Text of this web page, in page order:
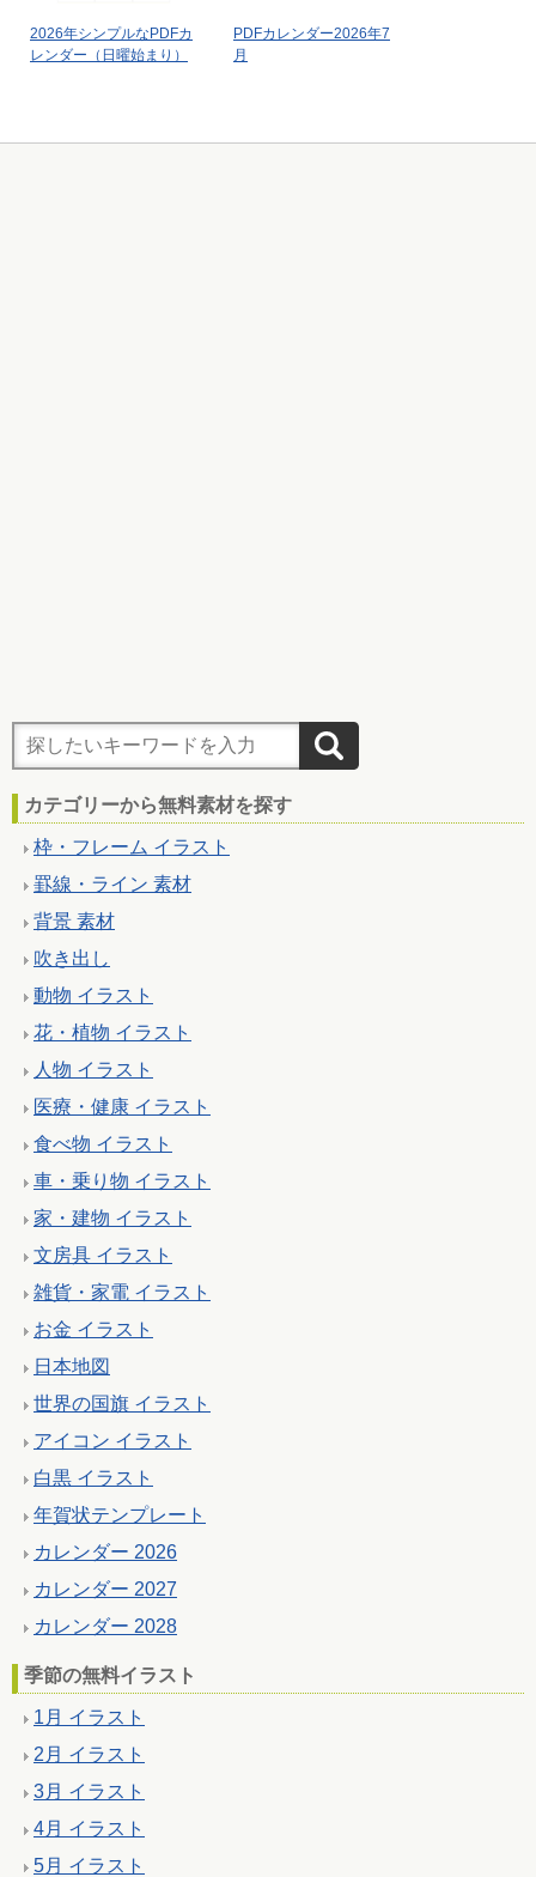
2026年シンプルなPDFカ
レンダー（日曜始まり）
PDFカレンダー2026年7
月
カテゴリーから無料素材を探す
枠・フレーム イラスト
罫線・ライン 素材
背景 素材
吹き出し
動物 イラスト
花・植物 イラスト
人物 イラスト
医療・健康 イラスト
食べ物 イラスト
車・乗り物 イラスト
家・建物 イラスト
文房具 イラスト
雑貨・家電 イラスト
お金 イラスト
日本地図
世界の国旗 イラスト
アイコン イラスト
白黒 イラスト
年賀状テンプレート
カレンダー 2026
カレンダー 2027
カレンダー 2028
季節の無料イラスト
1月 イラスト
2月 イラスト
3月 イラスト
4月 イラスト
5月 イラスト